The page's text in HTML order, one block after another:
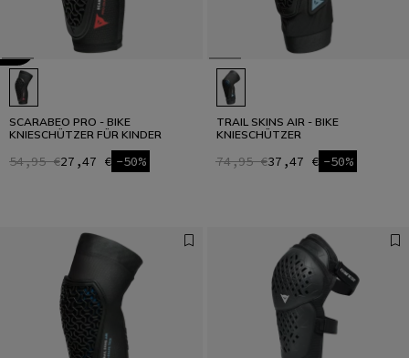
SCARABEO PRO - BIKE
KNIESCHÜTZER FÜR KINDER
54,95 €27,47 € -50%
TRAIL SKINS AIR - BIKE
KNIESCHÜTZER
74,95 €37,47 € -50%